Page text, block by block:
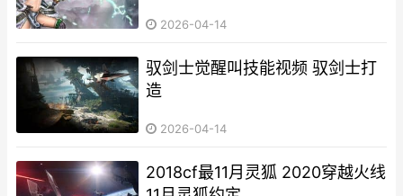
2026-04-14
驭剑士觉醒叫技能视频 驭剑士打
造
2026-04-14
2018cf最11月灵狐 2020穿越火线